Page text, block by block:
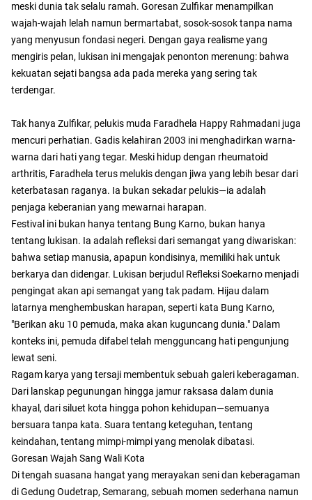
meski dunia tak selalu ramah. Goresan Zulfikar menampilkan
wajah-wajah lelah namun bermartabat, sosok-sosok tanpa nama
yang menyusun fondasi negeri. Dengan gaya realisme yang
mengiris pelan, lukisan ini mengajak penonton merenung: bahwa
kekuatan sejati bangsa ada pada mereka yang sering tak
terdengar.
Tak hanya Zulfikar, pelukis muda Faradhela Happy Rahmadani juga
mencuri perhatian. Gadis kelahiran 2003 ini menghadirkan warna-
warna dari hati yang tegar. Meski hidup dengan rheumatoid
arthritis, Faradhela terus melukis dengan jiwa yang lebih besar dari
keterbatasan raganya. Ia bukan sekadar pelukis—ia adalah
penjaga keberanian yang mewarnai harapan.
Festival ini bukan hanya tentang Bung Karno, bukan hanya
tentang lukisan. Ia adalah refleksi dari semangat yang diwariskan:
bahwa setiap manusia, apapun kondisinya, memiliki hak untuk
berkarya dan didengar. Lukisan berjudul Refleksi Soekarno menjadi
pengingat akan api semangat yang tak padam. Hijau dalam
latarnya menghembuskan harapan, seperti kata Bung Karno,
"Berikan aku 10 pemuda, maka akan kuguncang dunia." Dalam
konteks ini, pemuda difabel telah mengguncang hati pengunjung
lewat seni.
Ragam karya yang tersaji membentuk sebuah galeri keberagaman.
Dari lanskap pegunungan hingga jamur raksasa dalam dunia
khayal, dari siluet kota hingga pohon kehidupan—semuanya
bersuara tanpa kata. Suara tentang keteguhan, tentang
keindahan, tentang mimpi-mimpi yang menolak dibatasi.
Goresan Wajah Sang Wali Kota
Di tengah suasana hangat yang merayakan seni dan keberagaman
di Gedung Oudetrap, Semarang, sebuah momen sederhana namun